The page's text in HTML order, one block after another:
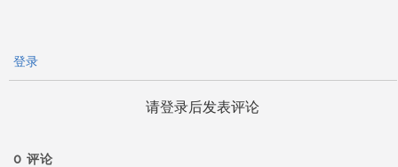
登录
请登录后发表评论
0 评论